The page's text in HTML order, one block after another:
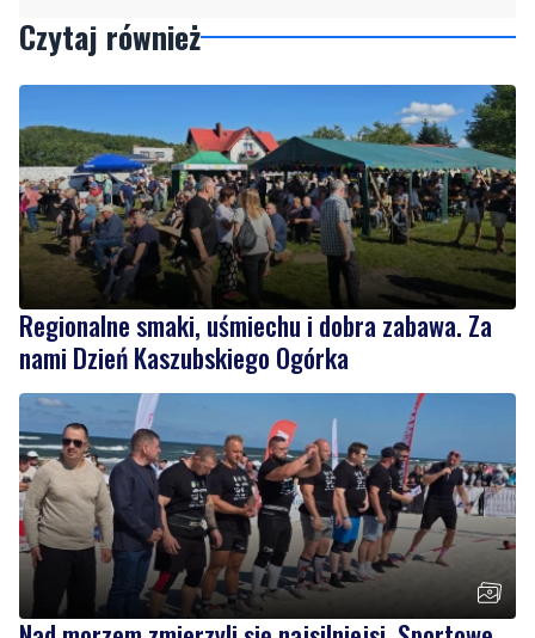
Regionalne smaki, uśmiechu i dobra zabawa. Za
nami Dzień Kaszubskiego Ogórka
Nad morzem zmierzyli się najsilniejsi. Sportowe
emocje i ważny cel